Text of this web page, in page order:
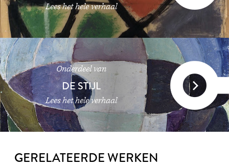
Lees het hele verhaal
Onderdeel van
DE STIJL
Lees het hele verhaal
GERELATEERDE WERKEN